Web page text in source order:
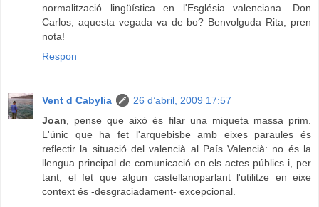
normalització lingüística en l'Església valenciana. Don
Carlos, aquesta vegada va de bo? Benvolguda Rita, pren
nota!
Respon
Vent d Cabylia
26 d’abril, 2009 17:57
Joan , pense que això és filar una miqueta massa prim.
L'únic que ha fet l'arquebisbe amb eixes paraules és
reflectir la situació del valencià al País Valencià: no és la
llengua principal de comunicació en els actes públics i, per
tant, el fet que algun castellanoparlant l'utilitze en eixe
context és -desgraciadament- excepcional.